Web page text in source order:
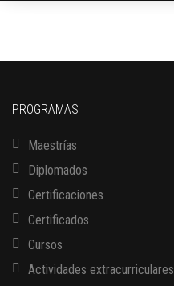
PROGRAMAS
Maestrías
Diplomados
Certificaciones
Certificados
Cursos
Actividades extracurriculares